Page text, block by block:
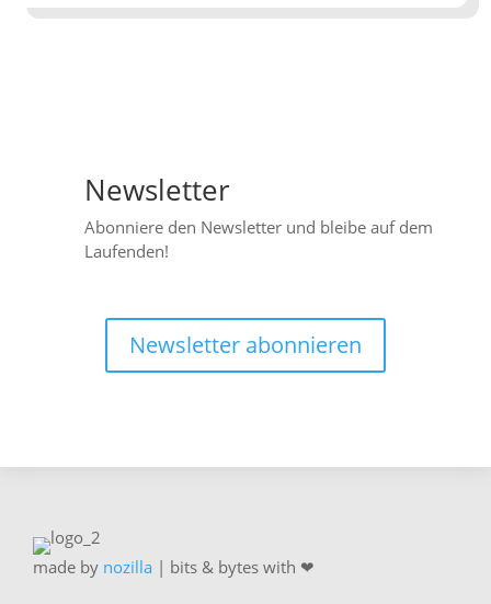
Newsletter
Abonniere den Newsletter und bleibe auf dem
Laufenden!
Newsletter abonnieren
made by nozilla | bits & bytes with ❤